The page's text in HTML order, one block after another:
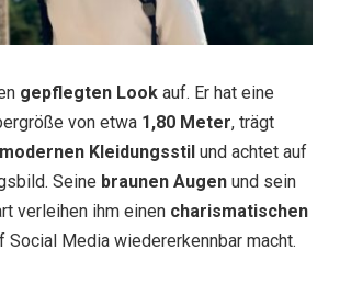
gepflegten Look auf. Er hat eine
von etwa 1,80 Meter, trägt
modernen Kleidungsstil und achtet auf
Seine braunen Augen und sein
verleihen ihm einen charismatischen
Social Media wiedererkennbar macht.